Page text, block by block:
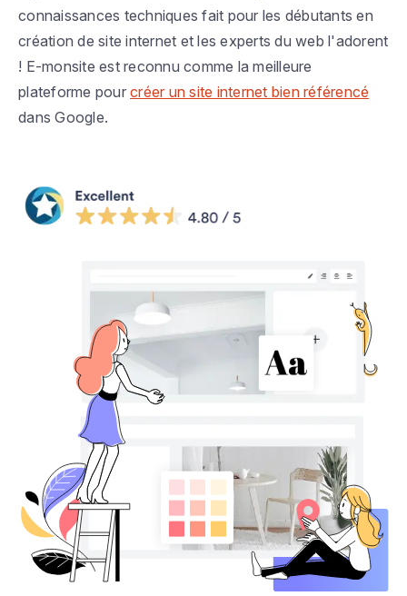
connaissances techniques fait pour les débutants en
création de site internet et les experts du web l'adorent
! E-monsite est reconnu comme la meilleure
plateforme pour créer un site internet bien référencé
dans Google.